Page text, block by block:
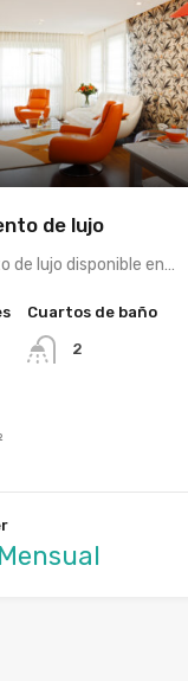
de lujo
de lujo disponible en…
Cuartos de baño
2